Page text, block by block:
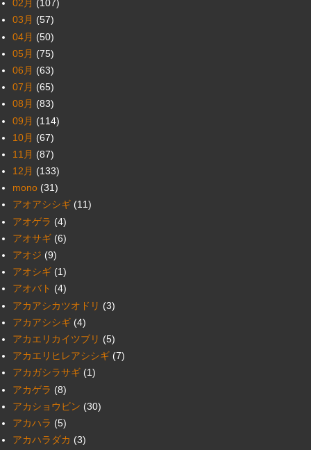
02月 (107)
03月 (57)
04月 (50)
05月 (75)
06月 (63)
07月 (65)
08月 (83)
09月 (114)
10月 (67)
11月 (87)
12月 (133)
mono (31)
アオアシシギ (11)
アオゲラ (4)
アオサギ (6)
アオジ (9)
アオシギ (1)
アオバト (4)
アカアシカツオドリ (3)
アカアシシギ (4)
アカエリカイツブリ (5)
アカエリヒレアシシギ (7)
アカガシラサギ (1)
アカゲラ (8)
アカショウビン (30)
アカハラ (5)
アカハラダカ (3)